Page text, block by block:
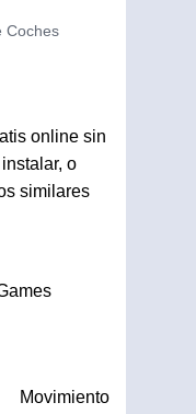
Coches
online sin
o
similares
Movimiento